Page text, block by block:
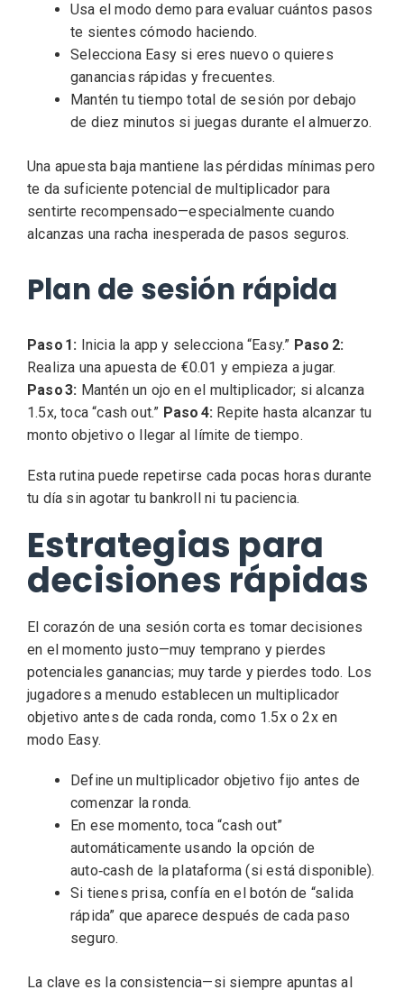
Usa el modo demo para evaluar cuántos pasos
te sientes cómodo haciendo.
Selecciona Easy si eres nuevo o quieres
ganancias rápidas y frecuentes.
Mantén tu tiempo total de sesión por debajo
de diez minutos si juegas durante el almuerzo.
Una apuesta baja mantiene las pérdidas mínimas pero
te da suficiente potencial de multiplicador para
sentirte recompensado—especialmente cuando
alcanzas una racha inesperada de pasos seguros.
Plan de sesión rápida
Paso 1: Inicia la app y selecciona “Easy.” Paso 2:
Realiza una apuesta de €0.01 y empieza a jugar.
Paso 3: Mantén un ojo en el multiplicador; si alcanza
1.5x, toca “cash out.” Paso 4: Repite hasta alcanzar tu
monto objetivo o llegar al límite de tiempo.
Esta rutina puede repetirse cada pocas horas durante
tu día sin agotar tu bankroll ni tu paciencia.
Estrategias para
decisiones rápidas
El corazón de una sesión corta es tomar decisiones
en el momento justo—muy temprano y pierdes
potenciales ganancias; muy tarde y pierdes todo. Los
jugadores a menudo establecen un multiplicador
objetivo antes de cada ronda, como 1.5x o 2x en
modo Easy.
Define un multiplicador objetivo fijo antes de
comenzar la ronda.
En ese momento, toca “cash out”
automáticamente usando la opción de
auto‑cash de la plataforma (si está disponible).
Si tienes prisa, confía en el botón de “salida
rápida” que aparece después de cada paso
seguro.
La clave es la consistencia—si siempre apuntas al